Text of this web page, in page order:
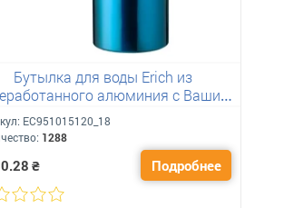
Бутылка для воды Erich из
алюминия с Вашим
лого 400 мл
ЕС951015120_18
1288
₴ Подробнее